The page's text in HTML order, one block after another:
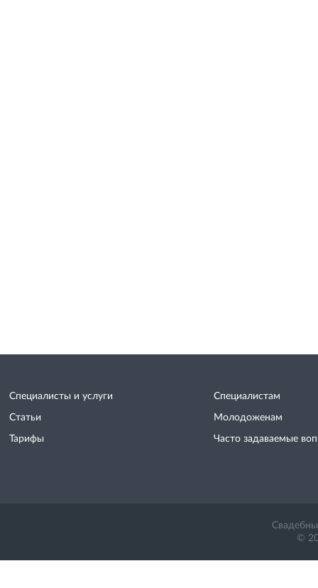
Специалисты и услуги
Статьи
Тарифы
Специалистам
Молодоженам
Часто задаваемые
©